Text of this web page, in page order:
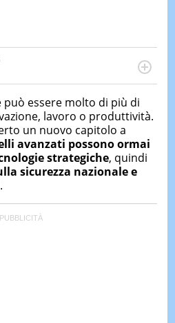
e processi di
contemporanea di America
con numerose testate ed
Culturale "La
può essere molto di più di
lavoro o produttività.
un nuovo capitolo a
avanzati possono ormai
strategiche, quindi
sicurezza nazionale e
.